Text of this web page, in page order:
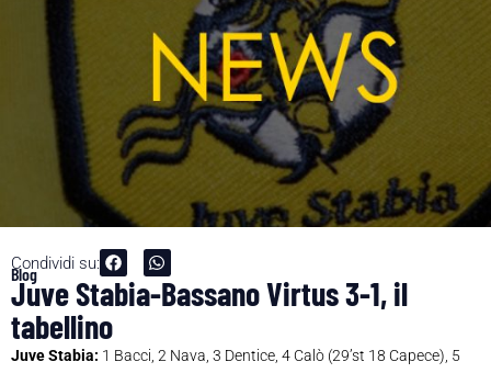
Condividi su:
Blog
Juve Stabia-Bassano Virtus 3-1, il
tabellino
Juve Stabia: 1 Bacci, 2 Nava, 3 Dentice, 4 Calò (29’st 18 Capece), 5